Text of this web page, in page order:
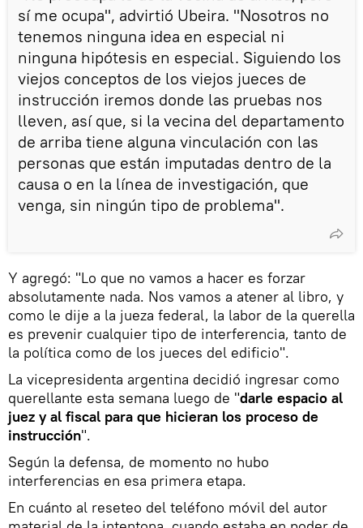
sí me ocupa", advirtió Ubeira. "Nosotros no
tenemos ninguna idea en especial ni
ninguna hipótesis en especial. Siguiendo los
viejos conceptos de los viejos jueces de
instrucción iremos donde las pruebas nos
lleven, así que, si la vecina del departamento
de arriba tiene alguna vinculación con las
personas que están imputadas dentro de la
causa o en la línea de investigación, que
venga, sin ningún tipo de problema".
Y agregó: "Lo que no vamos a hacer es forzar
absolutamente nada. Nos vamos a atener al libro, y
como le dije a la jueza federal, la labor de la querella
es prevenir cualquier tipo de interferencia, tanto de
la política como de los jueces del edificio".
La vicepresidenta argentina decidió ingresar como
querellante esta semana luego de "darle espacio al
juez y al fiscal para que hicieran los proceso de
instrucción".
Según la defensa, de momento no hubo
interferencias en esa primera etapa.
En cuánto al reseteo del teléfono móvil del autor